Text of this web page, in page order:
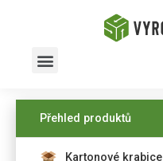
Přehled produktů
Kartonové krabice